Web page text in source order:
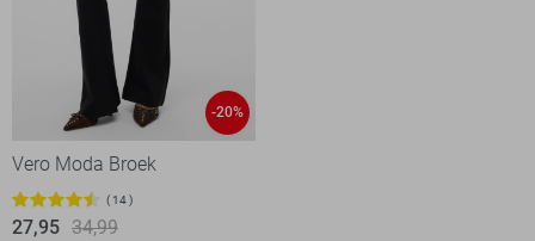
-20%
Vero Moda Broek
14
27,95 34,99